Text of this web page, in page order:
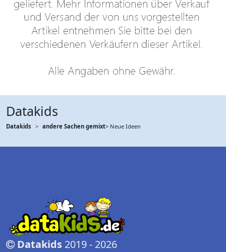
Datakids
Datakids andere Sachen gemixt> Neue Ideen
Datakids 2019 - 2026